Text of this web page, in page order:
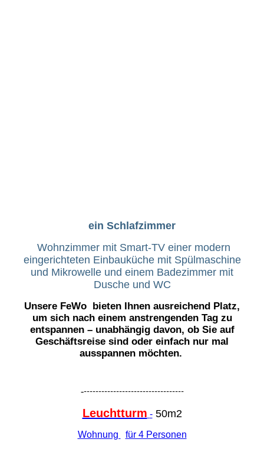
ein Schlafzimmer
Wohnzimmer mit Smart-TV einer modern
eingerichteten Einbauküche mit Spülmaschine
und Mikrowelle und einem Badezimmer mit
Dusche und WC
Unsere FeWo bieten Ihnen ausreichend Platz,
um sich nach einem anstrengenden Tag zu
entspannen – unabhängig davon, ob Sie auf
Geschäftsreise sind oder einfach nur mal
ausspannen möchten.
-----------------------------------
Leuchtturm -50m2
Wohnung für 4 Personen